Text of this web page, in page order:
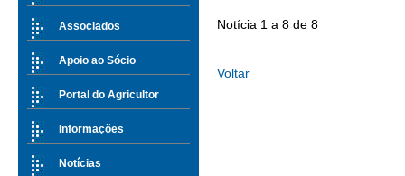
Associados
Apoio ao Sócio
Portal do Agricultor
Informações
Notícias
Notícia 1 a 8 de 8
Voltar